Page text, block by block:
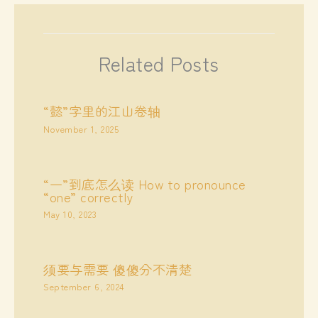
Related Posts
“懿”字里的江山卷轴
November 1, 2025
“一”到底怎么读 How to pronounce
“one” correctly
May 10, 2023
须要与需要 傻傻分不清楚
September 6, 2024